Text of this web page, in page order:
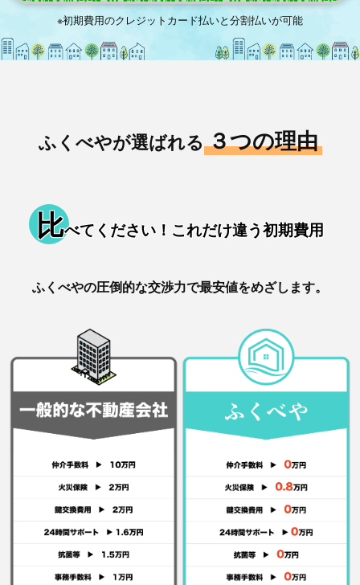
※初期費用のクレジットカード払いと分割払いが可能
ふくべやが選ばれる ３つの理由
比べてください！これだけ違う初期費用
ふくべやの圧倒的な交渉力で最安値をめざします。